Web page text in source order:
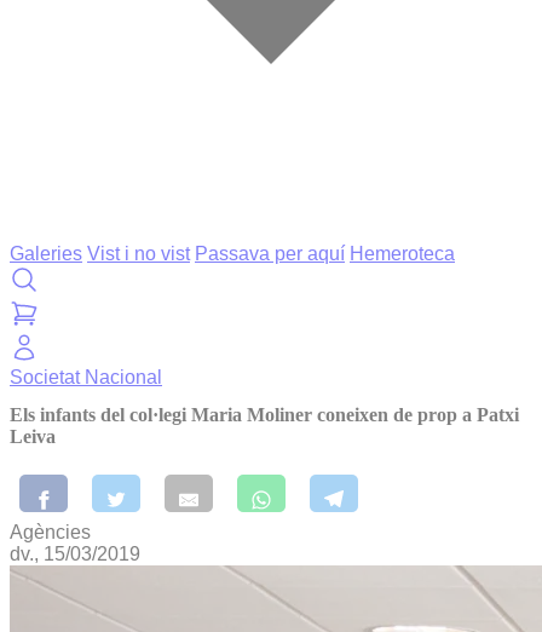
Galeries Vist i no vist Passava per aquí Hemeroteca
Societat Nacional
Els infants del col·legi Maria Moliner coneixen de prop a Patxi
Leiva
Agències
dv., 15/03/2019